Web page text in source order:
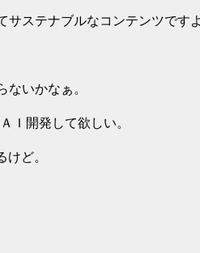
なコンテンツですよね
なぁ。
発して欲しい。
ど。